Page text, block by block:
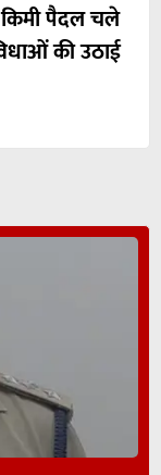
पैदल चले
की उठाई